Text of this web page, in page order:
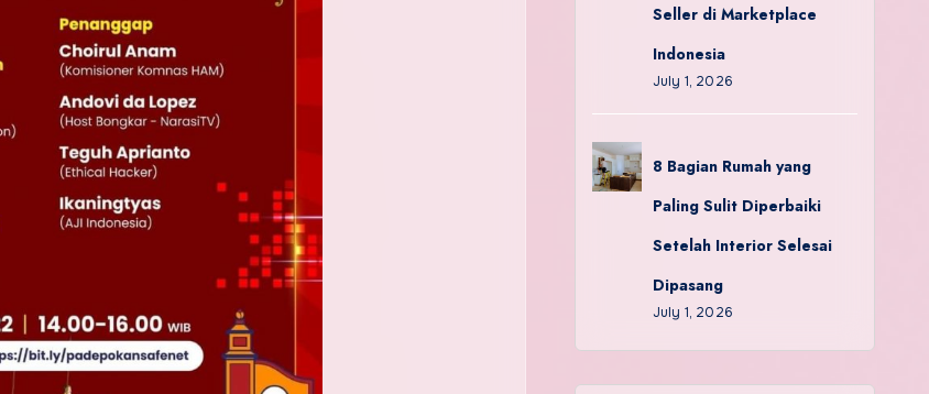
Seller di Marketplace
Indonesia
July 1, 2026
8 Bagian Rumah yang
Paling Sulit Diperbaiki
Setelah Interior Selesai
Dipasang
July 1, 2026